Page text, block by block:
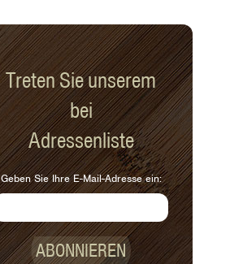
Treten Sie unserem
bei
Adressenliste
Geben Sie Ihre E-Mail-Adresse ein:
ABONNIEREN